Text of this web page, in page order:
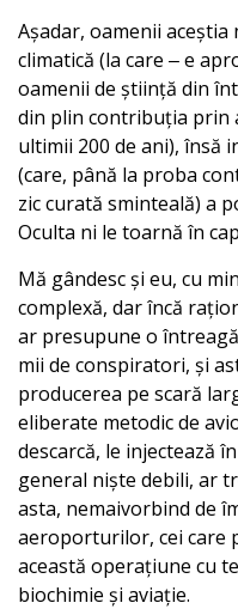
Așadar, oamenii aceștia
climatică (la care ‒ e
oamenii de știință din
din plin contribuția prin
ultimii 200 de ani), însă
(care, până la proba
zic curată sminteală) a
Oculta ni le toarnă în
Mă gândesc și eu, cu
complexă, dar încă
ar presupune o
mii de conspiratori, și
producerea pe scară
eliberate metodic de
descarcă, le injectează
general niște debili, ar
asta, nemaivorbind de
aeroporturilor, cei care
această operațiune cu
biochimie și aviație.